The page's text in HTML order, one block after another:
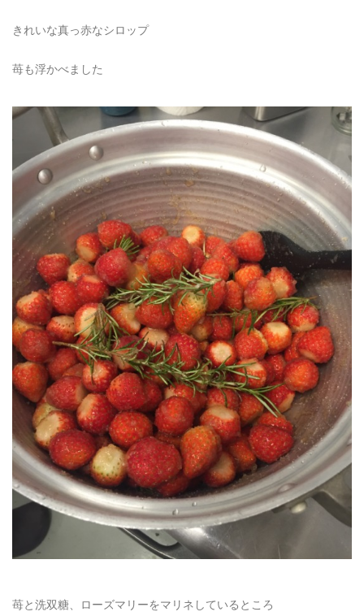
きれいな真っ赤なシロップ
苺も浮かべました
苺と洗双糖、ローズマリーをマリネしているところ